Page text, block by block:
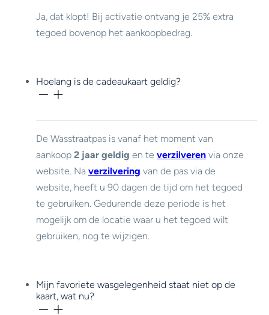
Ja, dat klopt! Bij activatie ontvang je 25% extra
tegoed bovenop het aankoopbedrag.
Hoelang is de cadeaukaart geldig?
De Wasstraatpas is vanaf het moment van
aankoop 2 jaar geldig en te verzilveren via onze
website. Na verzilvering van de pas via de
website, heeft u 90 dagen de tijd om het tegoed
te gebruiken. Gedurende deze periode is het
mogelijk om de locatie waar u het tegoed wilt
gebruiken, nog te wijzigen.
Mijn favoriete wasgelegenheid staat niet op de
kaart, wat nu?